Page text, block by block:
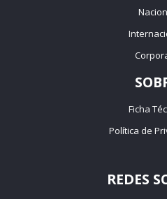
Ficha
Política de
REDES